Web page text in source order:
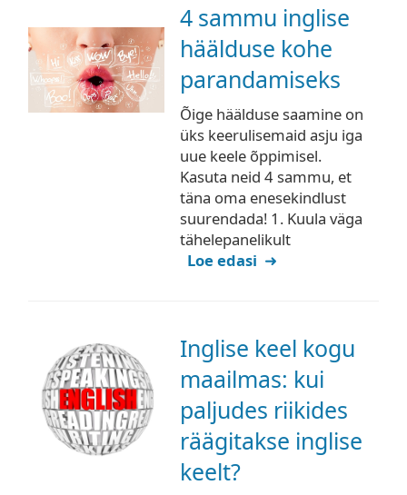
4 sammu inglise
häälduse kohe
parandamiseks
Õige häälduse saamine on
üks keerulisemaid asju iga
uue keele õppimisel.
Kasuta neid 4 sammu, et
täna oma enesekindlust
suurendada! 1. Kuula väga
tähelepanelikult
Loe edasi
Inglise keel kogu
maailmas: kui
paljudes riikides
räägitakse inglise
keelt?